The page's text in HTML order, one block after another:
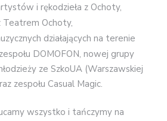
i rękodzieła z Ochoty,
Teatrem Ochoty,
działających na terenie
DOMOFON, nowej grupy
ze SzkoUA (Warszawskiej
zespołu Casual Magic.
wszystko i tańczymy na